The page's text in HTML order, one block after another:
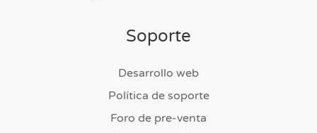
Soporte
Desarrollo web
Política de soporte
Foro de pre-venta